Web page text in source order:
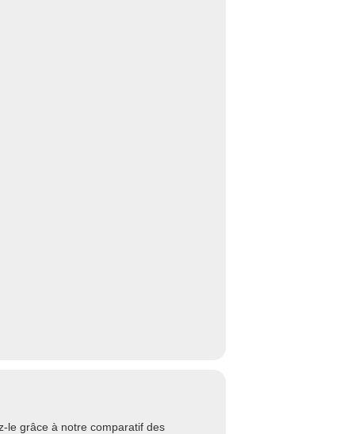
le grâce à notre comparatif des